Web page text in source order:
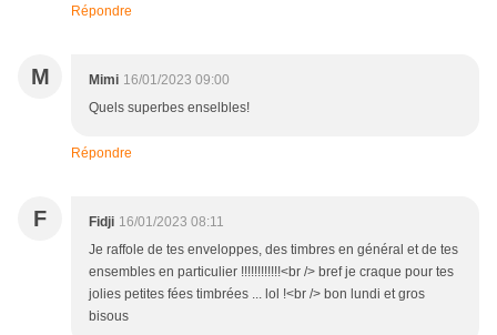
Répondre
M Mimi 16/01/2023 09:00
Quels superbes enselbles!
Répondre
F Fidji 16/01/2023 08:11
Je raffole de tes enveloppes, des timbres en général et de tes
ensembles en particulier !!!!!!!!!!!!<br /> bref je craque pour tes
jolies petites fées timbrées ... lol !<br /> bon lundi et gros
bisous